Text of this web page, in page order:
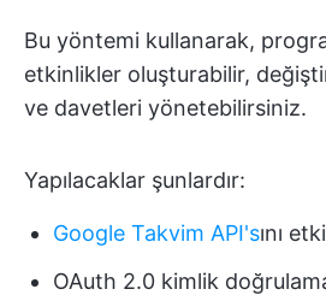
Bu yöntemi kullanarak,
etkinlikler oluşturabilir,
ve davetleri yönetebilirsiniz.
Yapılacaklar şunlardır:
Google Takvim API'sını
OAuth 2.0 kimlik